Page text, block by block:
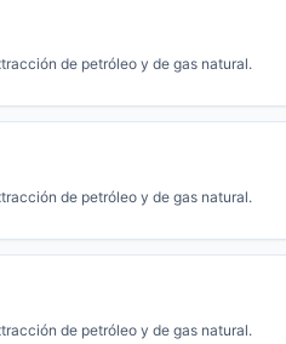
de petróleo y de gas natural.
de petróleo y de gas natural.
de petróleo y de gas natural.